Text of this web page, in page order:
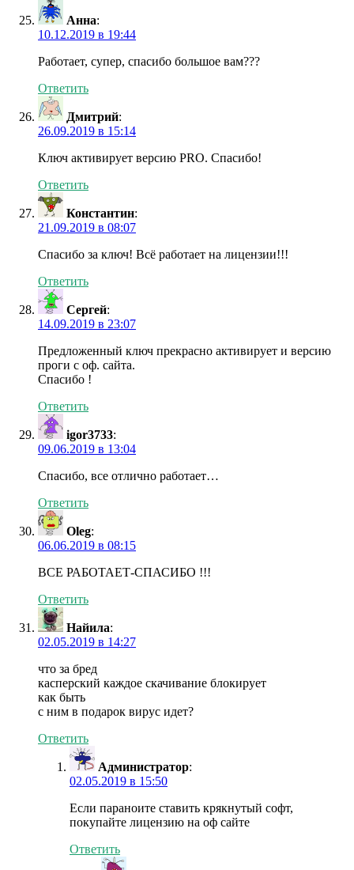
Анна:
10.12.2019 в 19:44
Работает, супер, спасибо большое вам???
Ответить
Дмитрий:
26.09.2019 в 15:14
Ключ активирует версию PRO. Спасибо!
Ответить
Константин:
21.09.2019 в 08:07
Спасибо за ключ! Всё работает на лицензии!!!
Ответить
Сергей:
14.09.2019 в 23:07
Предложенный ключ прекрасно активирует и версию
проги с оф. сайта.
Спасибо !
Ответить
igor3733:
09.06.2019 в 13:04
Спасибо, все отлично работает…
Ответить
Oleg:
06.06.2019 в 08:15
ВСЕ РАБОТАЕТ-СПАСИБО !!!
Ответить
Найила:
02.05.2019 в 14:27
что за бред
касперский каждое скачивание блокирует
как быть
с ним в подарок вирус идет?
Ответить
Администратор:
02.05.2019 в 15:50
Если параноите ставить крякнутый софт,
покупайте лицензию на оф сайте
Ответить